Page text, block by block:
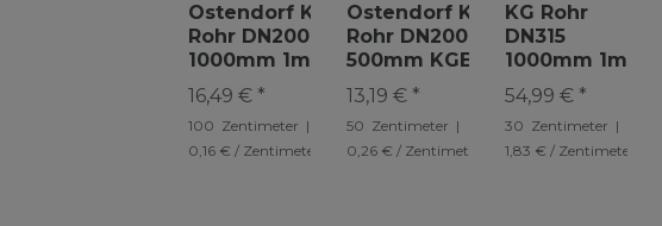
Ostendorf KG
Rohr DN200
1000mm 1m
KGEM PVC
Abwasserrohr
Kanalrohr
Schachtrohr
16,49 € *
100 Zentimeter |
0,16 € / Zentimeter
Ostendorf KG
Rohr DN200
500mm KGEM
Kunststoff
Abwasserrohr
Kanalrohr
Schachtrohr
13,19 € *
50 Zentimeter |
0,26 € / Zentimeter
KG Rohr
DN315
1000mm 1m
Abwasserrohr
300mm
Kanalrohr
orange
54,99 € *
30 Zentimeter |
1,83 € / Zentimeter